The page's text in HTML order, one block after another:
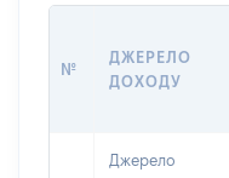
№
ДЖЕРЕЛО
ДОХОДУ
Джерело